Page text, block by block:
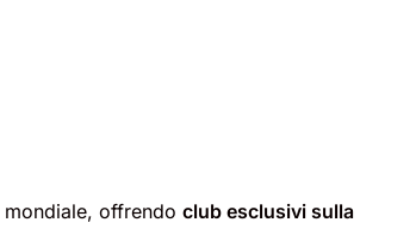
offrendo club esclusivi sulla